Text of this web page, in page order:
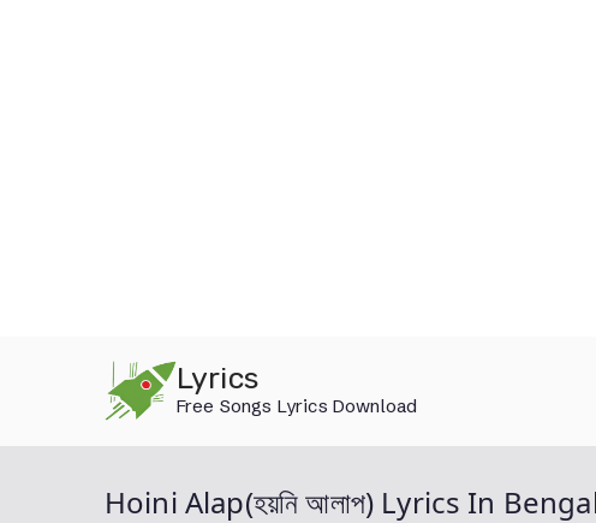
Lyrics
Free Songs Lyrics Download
Hoini Alap(হয়নি আলাপ) Lyrics In